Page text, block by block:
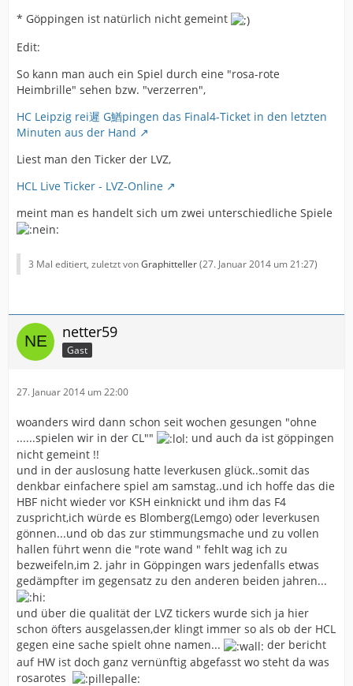
* Göppingen ist natürlich nicht gemeint
Edit:
So kann man auch ein Spiel durch eine "rosa-rote
Heimbrille" sehen bzw. "verzerren",
HC Leipzig rei遲 G鰌pingen das Final4-Ticket in den letzten
Minuten aus der Hand
Liest man den Ticker der LVZ,
HCL Live Ticker - LVZ-Online
meint man es handelt sich um zwei unterschiedliche Spiele
3 Mal editiert, zuletzt vonGraphitteller(27. Januar 2014 um 21:27)
netter59
Gast
27. Januar 2014 um 22:00
woanders wird dann schon seit wochen gesungen "ohne
......spielen wir in der CL""
und auch da ist göppingen
nicht gemeint !!
und in der auslosung hatte leverkusen glück..somit das
denkbar einfachere spiel am samstag..und ich hoffe das die
HBF nicht wieder vor KSH einknickt und ihm das F4
zuspricht,ich würde es Blomberg(Lemgo) oder leverkusen
gönnen...und ob das zur stimmungsmache und zu vollen
hallen führt wenn die "rote wand " fehlt wag ich zu
bezweifeln,im 2. jahr in Göppingen wars jedenfalls etwas
gedämpfter im gegensatz zu den anderen beiden jahren...
und über die qualität der LVZ tickers wurde sich ja hier
schon öfters ausgelassen,der klingt immer so als ob der HCL
gegen eine sache spielt ohne namen...
der bericht
auf HW ist doch ganz vernünftig abgefasst wo steht da was
rosarotes